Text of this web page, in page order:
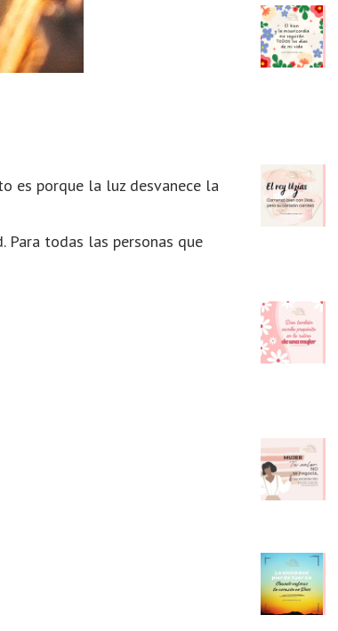
es porque la luz desvanece la
Para todas las personas que